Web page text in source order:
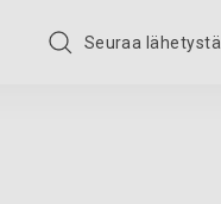
Seuraa lähetystä